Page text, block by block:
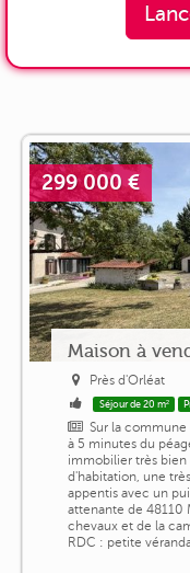
299 000 €
Maison à
Près d'Orléat
Séjour de 20 m²
Sur la commune
à 5 minutes du
immobilier très
d'habitation, une
appentis avec un
attenante de 48110
chevaux et de la
RDC : petite